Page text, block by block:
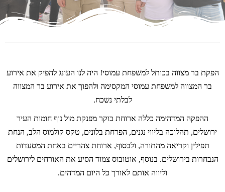
הפקת בר מצווה בכותל למשפחת עמוסי! היה לנו העונג להפיק את אירוע
בר המצווה למשפחת עמוסי המקסימה ולהפוך את אירוע בר המצווה
לבלתי נשכח.
ההפקה המדהימה כללה ארוחת בוקר מפנקת מול נוף חומות העיר
ירושלים, תהלוכה בליווי נגנים, הפרחת בלונים, טקס קולמוס הלב, הנחת
תפילין וקריאה מהתורה, ולבסוף, ארוחת צהריים באחת המסעדות
הנבחרות בירושלים. בנוסף, אוטובוס צמוד הסיע את האורחים לירושלים
וליווה אותם לאורך כל היום המדהים.